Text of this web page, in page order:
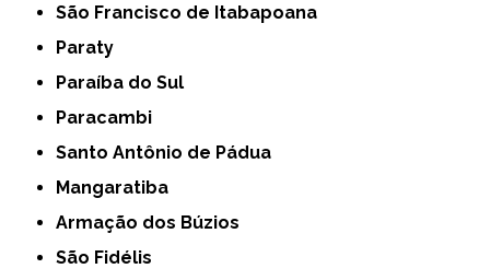
São Francisco de Itabapoana
Paraty
Paraíba do Sul
Paracambi
Santo Antônio de Pádua
Mangaratiba
Armação dos Búzios
São Fidélis